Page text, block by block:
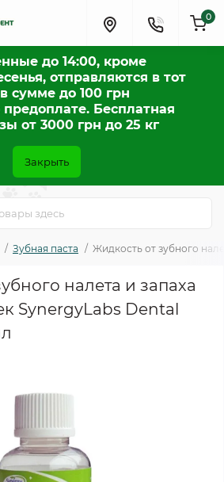
до 14:00, кроме
отправляются в тот
сумме до 100 грн
Бесплатная
от 3000 грн до 25 кг
Закрыть
0
Зубная паста Жидкость от зубного
налета и запаха
SynergyLabs Dental